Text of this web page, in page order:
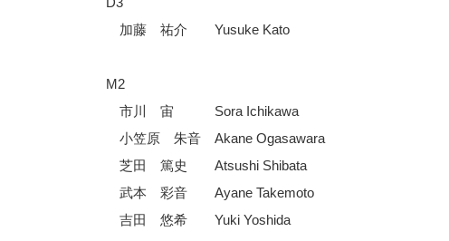
加藤 祐介 Yusuke Kato
M2
市川 宙 Sora Ichikawa
小笠原 朱音 Akane Ogasawara
芝田 篤史 Atsushi Shibata
武本 彩音 Ayane Takemoto
吉田 悠希 Yuki Yoshida